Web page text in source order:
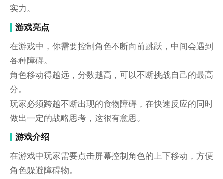
实力。
游戏亮点
在游戏中，你需要控制角色不断向前跳跃，中间会遇到
各种障碍。
角色移动得越远，分数越高，可以不断挑战自己的最高
分。
玩家必须跨越不断出现的食物障碍，在快速反应的同时
做出一定的战略思考，这很有意思。
游戏介绍
在游戏中玩家需要点击屏幕控制角色的上下移动，方便
角色躲避障碍物。